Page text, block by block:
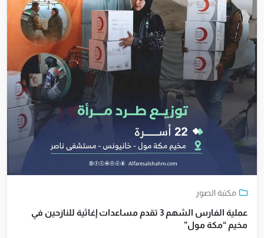
مكتبة الصور
عملية الفارس الشهم 3 تقدم مساعدات إغاثية للنازحين في
مخيم “مكة مول”